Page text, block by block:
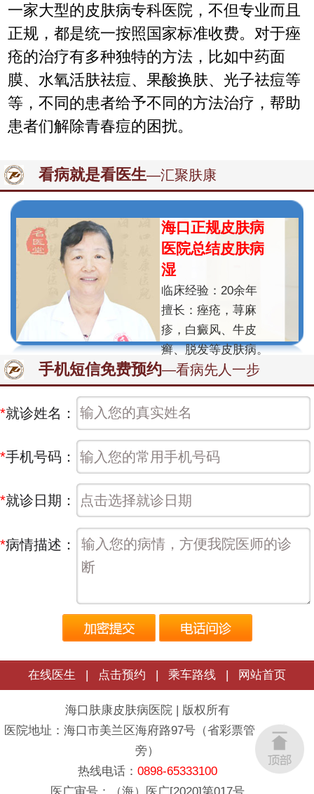
一家大型的皮肤病专科医院，不但专业而且
正规，都是统一按照国家标准收费。对于痤
疮的治疗有多种独特的方法，比如中药面
膜、水氧活肤祛痘、果酸换肤、光子祛痘等
等，不同的患者给予不同的方法治疗，帮助
患者们解除青春痘的困扰。
看病就是看医生—汇聚肤康
海口正规皮肤病
医院总结皮肤病
湿
临床经验：20余年
擅长：痤疮，荨麻
疹，白癜风、牛皮
癣、脱发等皮肤病。
手机短信免费预约—看病先人一步
*就诊姓名：
*手机号码：
*就诊日期：
*病情描述：
在线医生 | 点击预约 | 乘车路线 | 网站首页
海口肤康皮肤病医院 | 版权所有
医院地址：海口市美兰区海府路97号（省彩票管理中心
旁）
热线电话： 0898-65333100
医广审号：（海）医广[2020]第017号